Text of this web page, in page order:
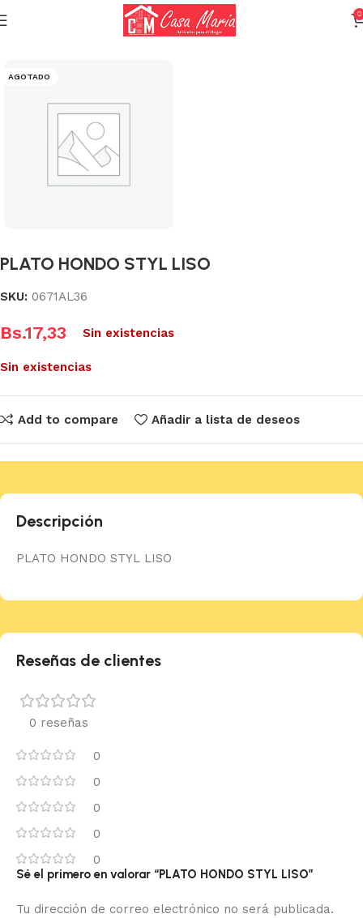
0
Varios (Menaje)
AGOTADO
PLATO HONDO STYL LISO
SKU: 0671AL36
Bs.17,33 Sin existencias
Sin existencias
Add to compare Añadir a lista de deseos
Descripción
PLATO HONDO STYL LISO
Reseñas de clientes
0 reseñas
0
0
0
0
0
Sé el primero en valorar “PLATO HONDO STYL LISO”
Tu dirección de correo electrónico no será publicada.